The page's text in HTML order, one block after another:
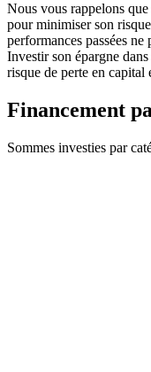
Nous vous rappelons
pour minimiser son
performances passées ne
Investir son épargne
risque de perte en capital
Financement
Sommes investies par